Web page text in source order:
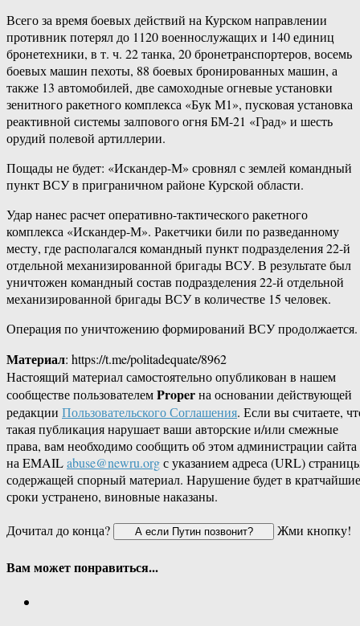
Всего за время боевых действий на Курском направлении
противник потерял до 1120 военнослужащих и 140 единиц
бронетехники, в т. ч. 22 танка, 20 бронетранспортеров, восемь
боевых машин пехоты, 88 боевых бронированных машин, а
также 13 автомобилей, две самоходные огневые установки
зенитного ракетного комплекса «Бук М1», пусковая установка
реактивной системы залпового огня БМ-21 «Град» и шесть
орудий полевой артиллерии.
Пощады не будет: «Искандер-М» сровнял с землей командный
пункт ВСУ в приграничном районе Курской области.
Удар нанес расчет оперативно-тактического ракетного
комплекса «Искандер-М». Ракетчики били по разведанному
месту, где располагался командный пункт подразделения 22-й
отдельной механизированной бригады ВСУ. В результате был
уничтожен командный состав подразделения 22-й отдельной
механизированной бригады ВСУ в количестве 15 человек.
Операция по уничтожению формирований ВСУ продолжается.
Материал: https://t.me/politadequate/8962
Настоящий материал самостоятельно опубликован в нашем
сообществе пользователемProperна основании действующей
редакции Пользовательского Соглашения. Если вы считаете,
такая публикация нарушает ваши авторские и/или смежные
права, вам необходимо сообщить об этом администрации сайта
на EMAILabuse@newru.orgс указанием адреса (URL)
содержащей спорный материал. Нарушение будет в кратчайшие
сроки устранено, виновные наказаны.
Дочитал до конца?
Жми кнопку!
Вам может понравиться...